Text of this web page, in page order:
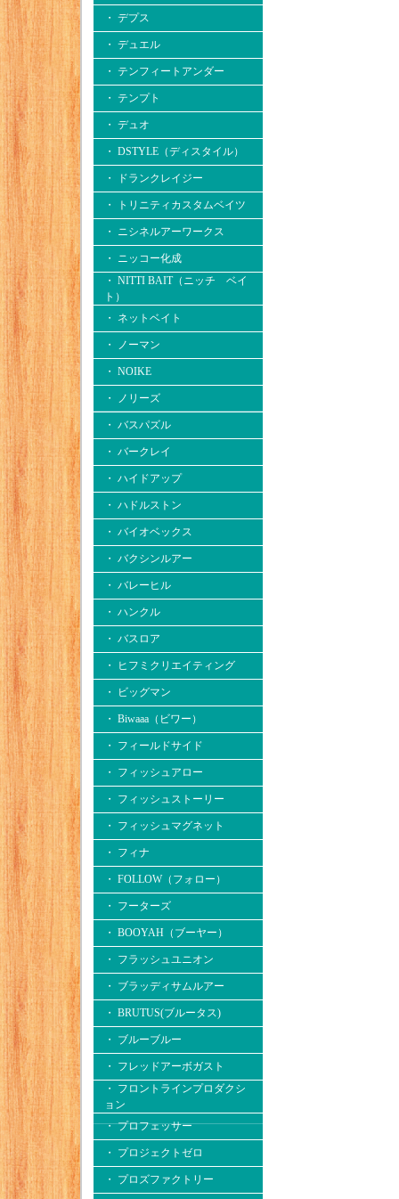
・ デプス
・ デュエル
・ テンフィートアンダー
・ テンプト
・ デュオ
・ DSTYLE（ディスタイル）
・ ドランクレイジー
・ トリニティカスタムベイツ
・ ニシネルアーワークス
・ ニッコー化成
・ NITTI BAIT（ニッチ ベイ
ト）
・ ネットベイト
・ ノーマン
・ NOIKE
・ ノリーズ
・ バスパズル
・ バークレイ
・ ハイドアップ
・ ハドルストン
・ バイオベックス
・ バクシンルアー
・ バレーヒル
・ ハンクル
・ バスロア
・ ヒフミクリエイティング
・ ビッグマン
・ Biwaaa（ビワー）
・ フィールドサイド
・ フィッシュアロー
・ フィッシュストーリー
・ フィッシュマグネット
・ フィナ
・ FOLLOW（フォロー）
・ フーターズ
・ BOOYAH（ブーヤー）
・ フラッシュユニオン
・ ブラッディサムルアー
・ BRUTUS(ブルータス)
・ ブルーブルー
・ フレッドアーボガスト
・ フロントラインプロダクシ
ョン
・ プロフェッサー
・ プロジェクトゼロ
・ プロズファクトリー